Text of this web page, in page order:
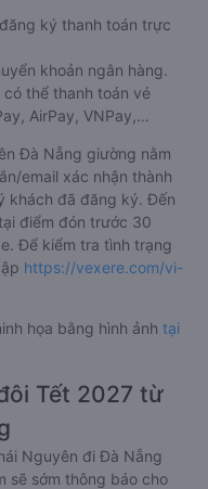
ký thanh toán trực
khoản ngân hàng.
thể thanh toán vé
AirPay, VNPay,…
Đà Nẵng giường nằm
email xác nhận thành
khách đã đăng ký. Đến
điểm đón trước 30
Để kiểm tra tình trạng
https://vexere.com/vi-
họa bằng hình ảnh tại
Tết 2027 từ
Nguyên đi Đà Nẵng
sẽ sớm thông báo cho